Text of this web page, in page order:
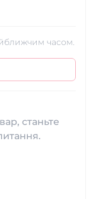
часом.
станьте